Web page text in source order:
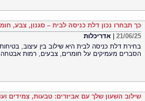
כך תבחרו נכון דלת כניסה לבית – סגנון, צבע,
21/06/25
אדריכלות
בחירת דלת כניסה לבית היא שילוב בין עיצוב,
הסברים מעמיקים על חומרים, צבעים, רמות אבטחה
שילוב השעון שלך עם אביזרים: טבעות, צמידים